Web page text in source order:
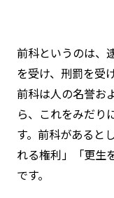
前科というのは、
を受け、刑罰を受
前科は人の名誉お
ら、これをみだり
す。前科があると
れる権利」「更生
です。